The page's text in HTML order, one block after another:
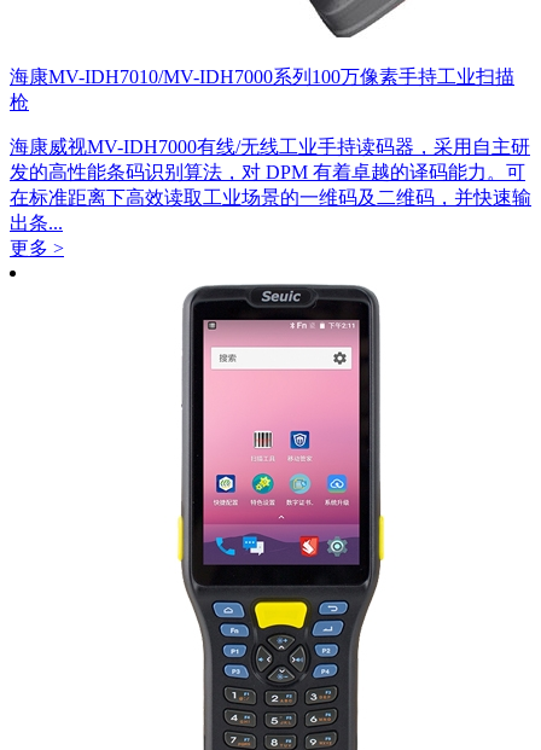
海康MV-IDH7010/MV-IDH7000系列100万像素手持工业扫描
枪
海康威视MV-IDH7000有线/无线工业手持读码器，采用自主研
发的高性能条码识别算法，对 DPM 有着卓越的译码能力。可
在标准距离下高效读取工业场景的一维码及二维码，并快速输
出条...
更多 >